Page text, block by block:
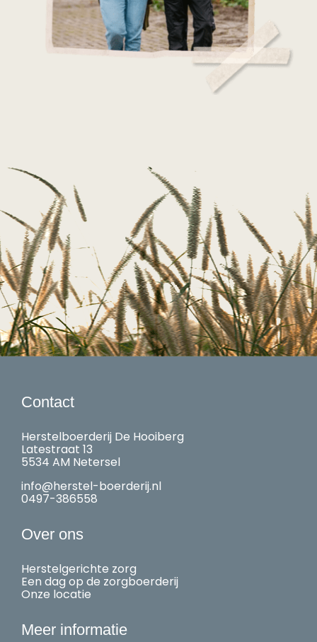
Contact
Herstelboerderij De Hooiberg
Latestraat 13
5534 AM Netersel
info@herstel-boerderij.nl
0497-386558
Over ons
Herstelgerichte zorg
Een dag op de zorgboerderij
Onze locatie
Meer informatie